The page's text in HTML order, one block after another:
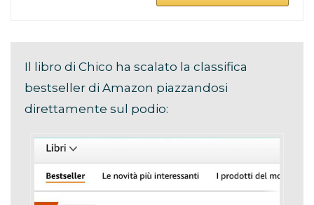
Il libro di Chico ha scalato la classifica
bestseller di Amazon piazzandosi
direttamente sul podio: